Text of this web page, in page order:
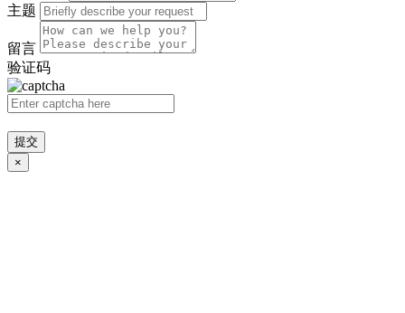
主题
留言
验证码
提交
×